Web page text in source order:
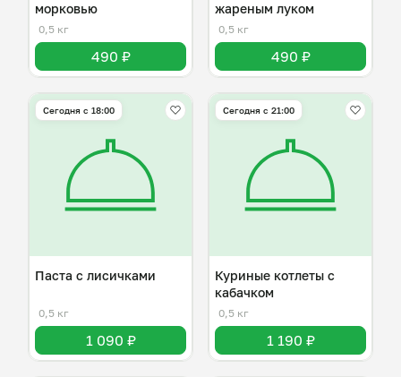
морковью
0,5 кг
490 ₽
жареным луком
0,5 кг
490 ₽
Сегодня с 18:00
Паста с лисичками
0,5 кг
1 090 ₽
Сегодня с 21:00
Куриные котлеты с
кабачком
0,5 кг
1 190 ₽